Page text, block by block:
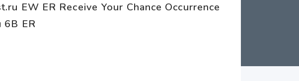
EW ER Receive Your Chance Occurrence
ER